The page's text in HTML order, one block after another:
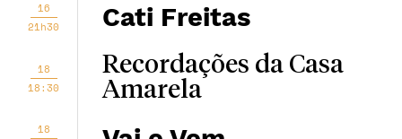
16
21h30
Cati Freitas
18
18:30
Recordações da Casa
Amarela
18